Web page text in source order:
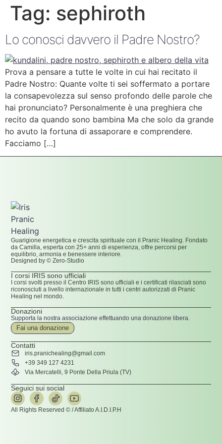
Tag: sephiroth
Lo conosci davvero il Padre Nostro?
Prova a pensare a tutte le volte in cui hai recitato il
Padre Nostro: Quante volte ti sei soffermato a portare
la consapevolezza sul senso profondo delle parole che
hai pronunciato? Personalmente è una preghiera che
recito da quando sono bambina Ma che solo da grande
ho avuto la fortuna di assaporare e comprendere.
Facciamo […]
Guarigione energetica e crescita spirituale con il Pranic Healing. Fondato
da Camilla, esperta con 25+ anni di esperienza, offre percorsi per
equilibrio, armonia e benessere interiore.
Designed by © Zero-Studio
I corsi IRIS sono ufficiali
I corsi svolti presso il Centro IRIS sono ufficiali e i certificati rilasciati sono
riconosciuti a livello internazionale in tutti i centri autorizzati di Pranic
Healing nel mondo.
Donazioni
Supporta la nostra associazione effettuando una donazione libera.
Fai una donazione
Contatti
iris.pranichealing@gmail.com
+39 349 127 4231
Via Mercatelli, 9 Ponte Della Priula (TV)
Seguici sui social
All Rights Reserved © / Affiliato A.I.D.I.P.H